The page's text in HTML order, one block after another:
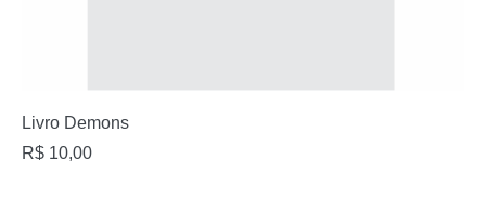
Livro Demons
R$ 10,00